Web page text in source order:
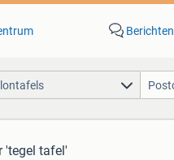
Berichten
'tegel tafel'